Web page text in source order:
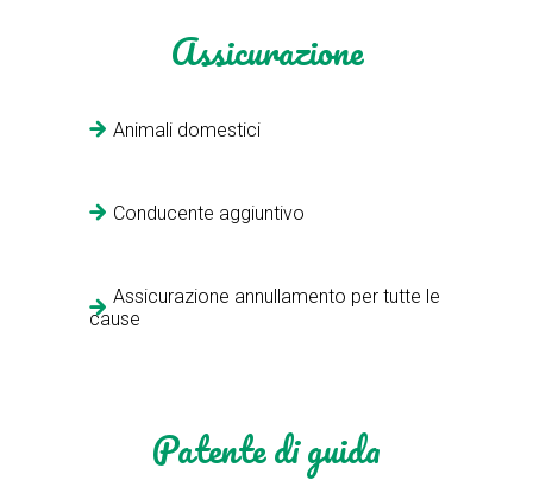
Assicurazione
Animali domestici
Conducente aggiuntivo
Assicurazione annullamento per tutte le
cause
Patente di guida